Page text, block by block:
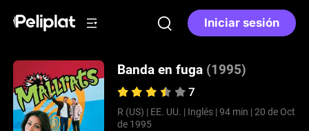
Iniciar sesión
Banda en fuga (1995)
7
R (US) | EE. UU. | Inglés | 94 min | 20 de Oct
de 1995